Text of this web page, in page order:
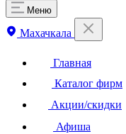
Меню
Махачкала
Главная
Каталог фирм
Акции/скидки
Афиша